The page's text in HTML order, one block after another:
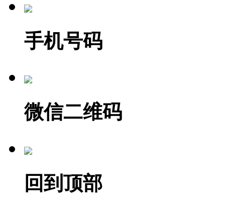
手机号码
微信二维码
回到顶部